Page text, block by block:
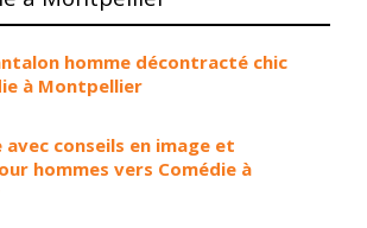
homme décontracté chic
à Montpellier
conseils en image et
hommes vers Comédie à